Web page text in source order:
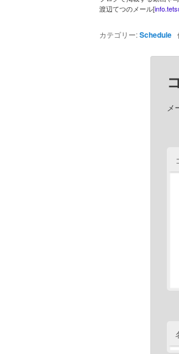
渡辺てつのメール[
カテゴリー:Schedule
メ